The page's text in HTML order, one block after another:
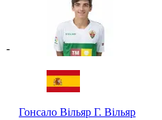
-
Гонсало Вільяр Г. Вільяр